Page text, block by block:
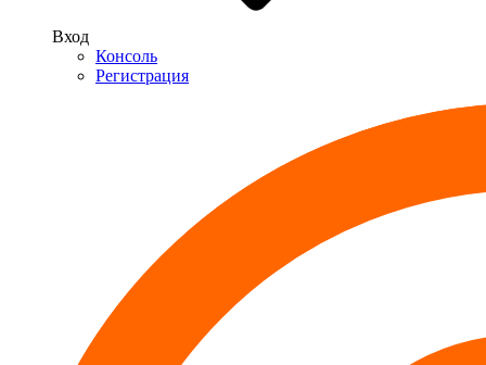
Вход
Консоль
Регистрация